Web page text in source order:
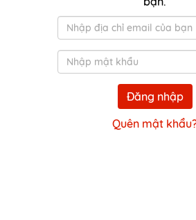
Email
khẩu
Đăng nhập
Quên mật